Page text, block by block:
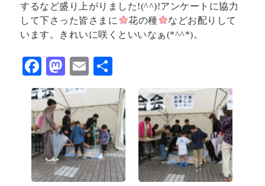
するなど盛り上がりました!(^^)!アンケートに協力
して下さった皆さまに
花の種
などお配りして
います。きれいに咲くといいなぁ(*^^*)。
F
ac
eb
o
o
k
M
as
to
d
o
n
E
m
ai
l
有